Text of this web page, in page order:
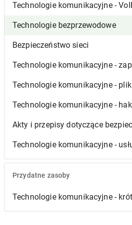
Technologie komunikacyjne -
Technologie bezprzewodowe
Bezpieczeństwo sieci
Technologie komunikacyjne -
Technologie komunikacyjne -
Technologie komunikacyjne -
Akty i przepisy dotyczące
Technologie komunikacyjne -
Przydatne zasoby
Technologie komunikacyjne -